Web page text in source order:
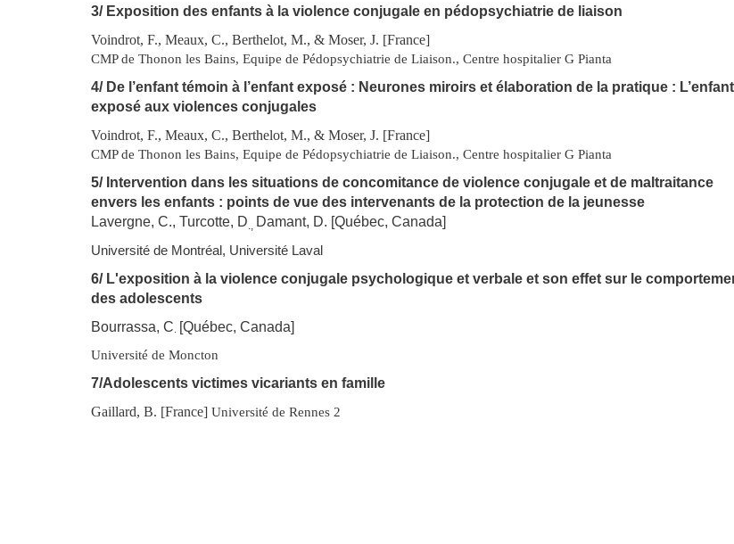
3/ Exposition des enfants à la violence conjugale en pédopsychiatrie de liaison
Voindrot, F., Meaux, C., Berthelot, M., & Moser, J. [France]
CMP de Thonon les Bains, Equipe de Pédopsychiatrie de Liaison., Centre hospitalier G Pianta
4/ De l’enfant témoin à l’enfant exposé : Neurones miroirs et élaboration de la pratique : L’enfant
exposé aux violences conjugales
Voindrot, F., Meaux, C., Berthelot, M., & Moser, J. [France]
CMP de Thonon les Bains, Equipe de Pédopsychiatrie de Liaison., Centre hospitalier G Pianta
5/ Intervention dans les situations de concomitance de violence conjugale et de maltraitance
envers les enfants : points de vue des intervenants de la protection de la jeunesse
Lavergne, C., Turcotte, D
Damant, D. [Québec, Canada]
Université de Montréal, Université Laval
6/ L'exposition à la violence conjugale psychologique et verbale et son effet sur le
des adolescents
Bourrassa, C. [Québec, Canada]
Université de Moncton
7/Adolescents victimes vicariants en famille
Gaillard, B. [France] Université de Rennes 2